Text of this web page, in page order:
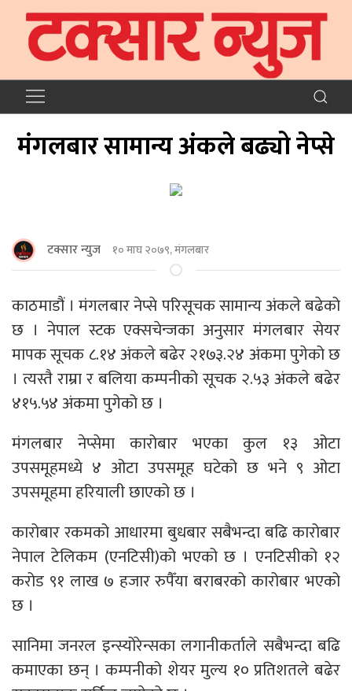
मंगलबार सामान्य अंकले बढ्यो नेप्से
टक्सार न्युज १० माघ २०७९, मंगलबार
काठमाडौं । मंगलबार नेप्से परिसूचक सामान्य अंकले बढेको
छ । नेपाल स्टक एक्सचेन्जका अनुसार मंगलबार सेयर
मापक सूचक ८.१४ अंकले बढेर २१७३.२४ अंकमा पुगेको छ
। त्यस्तै राम्रा र बलिया कम्पनीको सूचक २.५३ अंकले बढेर
४१५.५४ अंकमा पुगेको छ ।
मंगलबार नेप्सेमा कारोबार भएका कुल १३ ओटा
उपसमूहमध्ये ४ ओटा उपसमूह घटेको छ भने ९ ओटा
उपसमूहमा हरियाली छाएको छ ।
कारोबार रकमको आधारमा बुधबार सबैभन्दा बढि कारोबार
नेपाल टेलिकम (एनटिसी)को भएको छ । एनटिसीको १२
करोड ९१ लाख ७ हजार रुपैँया बराबरको कारोबार भएको
छ ।
सानिमा जनरल इन्स्योरेन्सका लगानीकर्ताले सबैभन्दा बढि
कमाएका छन् । कम्पनीको शेयर मुल्य १० प्रतिशतले बढेर